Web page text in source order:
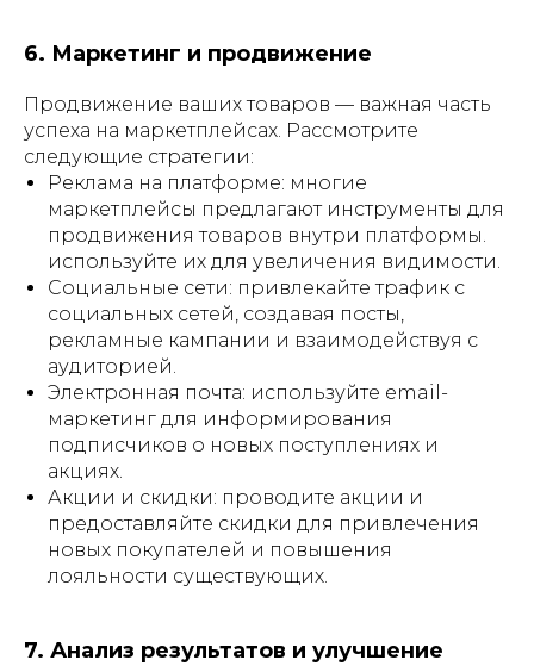
6. Маркетинг и продвижение
Продвижение ваших товаров — важная часть
успеха на маркетплейсах. Рассмотрите
следующие стратегии:
Реклама на платформе: многие
маркетплейсы предлагают инструменты для
продвижения товаров внутри платформы.
используйте их для увеличения видимости.
Социальные сети: привлекайте трафик с
социальных сетей, создавая посты,
рекламные кампании и взаимодействуя с
аудиторией.
Электронная почта: используйте email-
маркетинг для информирования
подписчиков о новых поступлениях и
акциях.
Акции и скидки: проводите акции и
предоставляйте скидки для привлечения
новых покупателей и повышения
лояльности существующих.
7. Анализ результатов и улучшение